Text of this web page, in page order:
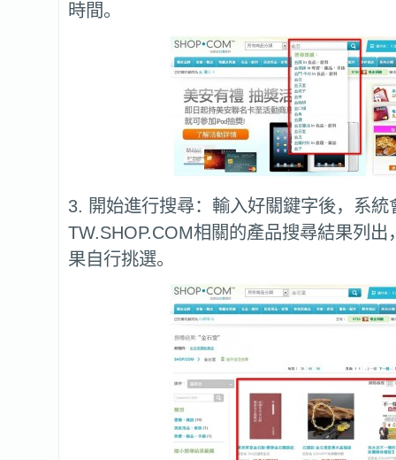
時間。
3. 開始進行搜尋：輸入好關鍵字後，系統
TW.SHOP.COM相關的產品搜尋結果列出
果自行挑選。